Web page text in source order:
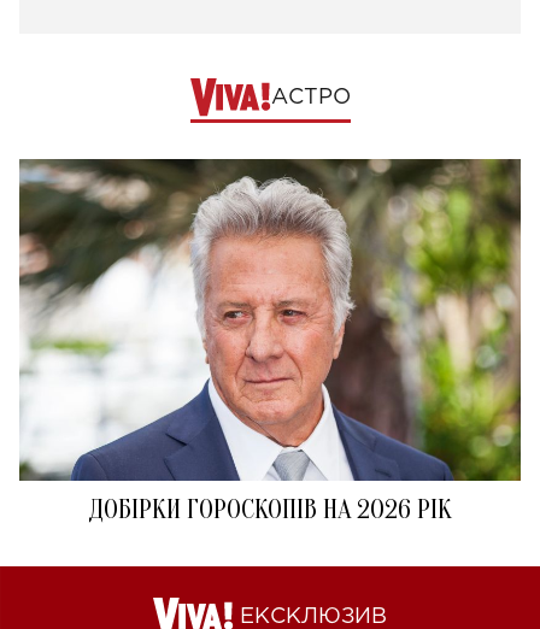
АСТРО
ДОБІРКИ ГОРОСКОПІВ НА 2026 РІК
ЕКСКЛЮЗИВ